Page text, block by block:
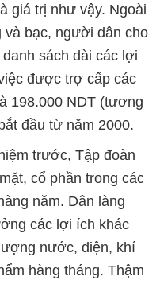
giá trị như vậy. Ngoài
và bạc, người dân cho
sách dài các lợi
được trợ cấp các
198.000 NDT (tương
đầu từ năm 2000.
trước, Tập đoàn
cổ phần trong các
năm. Dân làng
các lợi ích khác
nước, điện, khí
hàng tháng. Thậm